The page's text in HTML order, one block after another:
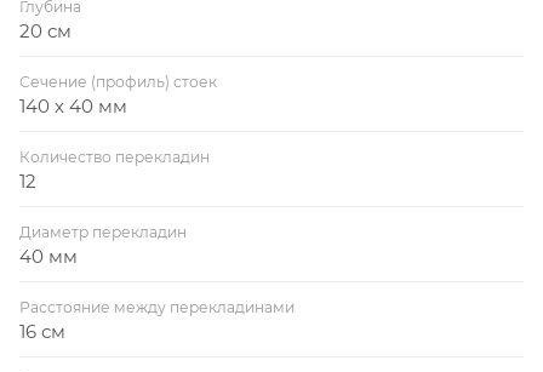
Глубина
20 см
Сечение (профиль) стоек
140 х 40 мм
Количество перекладин
12
Диаметр перекладин
40 мм
Расстояние между перекладинами
16 см